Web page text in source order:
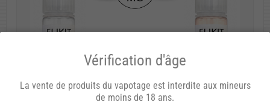
Vérification d'âge
La vente de produits du vapotage est interdite aux mineurs
de moins de 18 ans.